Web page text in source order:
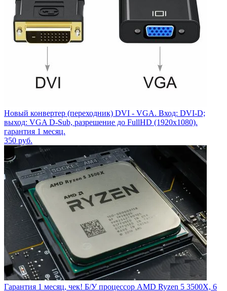
Новый конвертер (переходник) DVI - VGA. Вход: DVI-D;
выход: VGA D-Sub, разрешение до FullHD (1920x1080).
гарантия 1 месяц.
350 руб.
Гарантия 1 месяц, чек! Б/У процессор AMD Ryzen 5 3500X, 6